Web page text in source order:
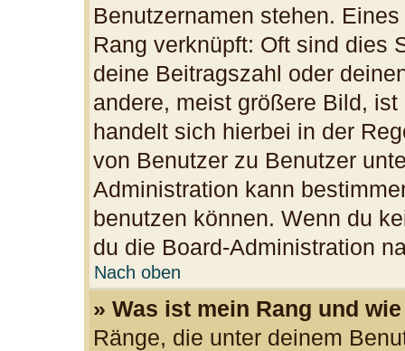
Benutzernamen stehen.
Rang verknüpft: Oft sind dies
deine Beitragszahl oder
andere, meist größere Bild, ist
handelt sich hierbei in der
von Benutzer zu Benutzer
Administration kann
benutzen können. Wenn du
du die Board-Administration
Nach oben
» Was ist mein Rang und
Ränge, die unter deinem